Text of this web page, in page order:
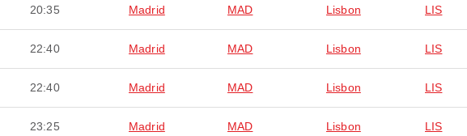
20:35 Madrid MAD Lisbon LIS
22:40 Madrid MAD Lisbon LIS
22:40 Madrid MAD Lisbon LIS
23:25 Madrid MAD Lisbon LIS